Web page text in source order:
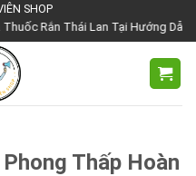
SHOP
Tại Hướng Dẫn Viên Shop | Với
Thấp Hoàn